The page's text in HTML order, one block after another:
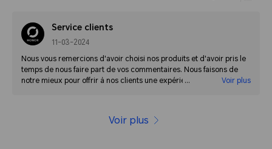
Service clients
11-03-2024
Nous vous remercions d'avoir choisi nos produits et d'avoir pris le
temps de nous faire part de vos commentaires. Nous faisons de
notre mieux pour offrir à nos clients une expérience positive, et nos
Voir plus
Voir plus